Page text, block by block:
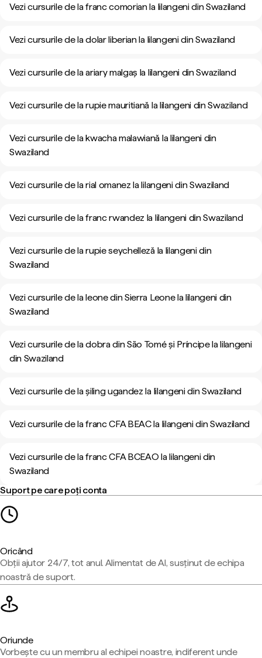
Vezi cursurile de la franc comorian la lilangeni din Swaziland
Vezi cursurile de la dolar liberian la lilangeni din Swaziland
Vezi cursurile de la ariary malgaș la lilangeni din Swaziland
Vezi cursurile de la rupie mauritiană la lilangeni din Swaziland
Vezi cursurile de la kwacha malawiană la lilangeni din
Swaziland
Vezi cursurile de la rial omanez la lilangeni din Swaziland
Vezi cursurile de la franc rwandez la lilangeni din Swaziland
Vezi cursurile de la rupie seychelleză la lilangeni din
Swaziland
Vezi cursurile de la leone din Sierra Leone la lilangeni din
Swaziland
Vezi cursurile de la dobra din São Tomé și Príncipe la lilangeni
din Swaziland
Vezi cursurile de la șiling ugandez la lilangeni din Swaziland
Vezi cursurile de la franc CFA BEAC la lilangeni din Swaziland
Vezi cursurile de la franc CFA BCEAO la lilangeni din
Swaziland
Suport pe care poți conta
Oricând
Obții ajutor 24/7, tot anul. Alimentat de AI, susținut de echipa
noastră de suport.
Oriunde
Vorbește cu un membru al echipei noastre, indiferent unde